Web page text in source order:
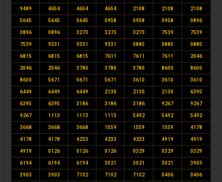
9489 4654 4654 4654 2108 2108 2108
5645 5645 5645 0958 0958 0958 0896
0896 0896 3273 3273 3273 7539 7539
7539 9331 9331 9331 0885 0885 0885
6815 6815 6815 7611 7611 7611 2046
2046 2046 3780 3780 3780 8600 8600
8600 5671 5671 5671 3610 3610 3610
6449 6449 6449 2130 2130 2130 6395
6395 6395 3186 3186 3186 9267 9267
9267 1113 1113 1113 5492 5492 5492
3668 3668 3668 1559 1559 1559 4178
4178 4178 4233 4233 4233 4919 4919
4919 0126 0126 0126 0329 0329 0329
6194 6194 6194 3021 3021 3021 3903
3903 3903 7102 7102 7102 0406 0406